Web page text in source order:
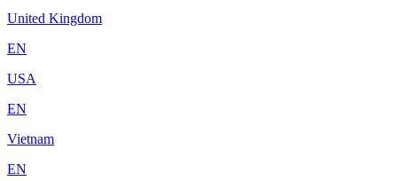
United Kingdom
EN
USA
EN
Vietnam
EN